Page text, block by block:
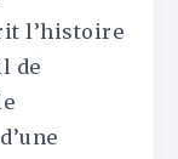
l’histoire
de